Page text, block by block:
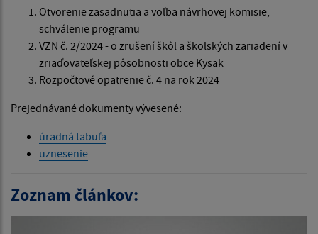
Otvorenie zasadnutia a voľba návrhovej komisie,
schválenie programu
VZN č. 2/2024 - o zrušení škôl a školských zariadení v
zriaďovateľskej pôsobnosti obce Kysak
Rozpočtové opatrenie č. 4 na rok 2024
Prejednávané dokumenty vývesené:
úradná tabuľa
uznesenie
Zoznam článkov: